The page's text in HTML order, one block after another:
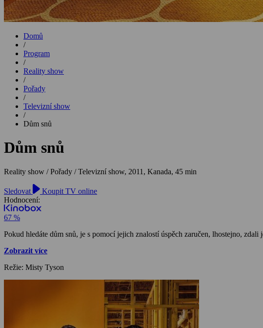
Domů
/
Program
/
Reality show
/
Pořady
/
Televizní show
/
Dům snů
Dům snů
Reality show / Pořady / Televizní show, 2011, Kanada, 45 min
Sledovat
Koupit TV online
Hodnocení:
67 %
Pokud hledáte dům snů, je s pomocí jejich znalostí úspěch zaručen, lhostejno,
Zobrazit více
Režie: Misty Tyson